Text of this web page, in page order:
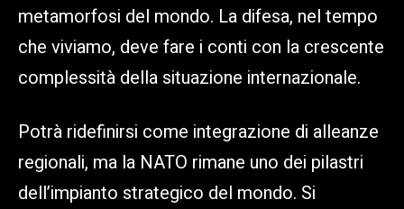
metamorfosi del mondo. La difesa, nel tempo
che viviamo, deve fare i conti con la crescente
complessità della situazione internazionale.
Potrà ridefinirsi come integrazione di alleanze
regionali, ma la NATO rimane uno dei pilastri
dell’impianto strategico del mondo. Si